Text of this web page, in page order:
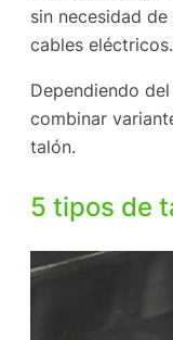
sin necesidad
cables eléctricos.
Dependiendo
combinar
talón.
5 tipos de